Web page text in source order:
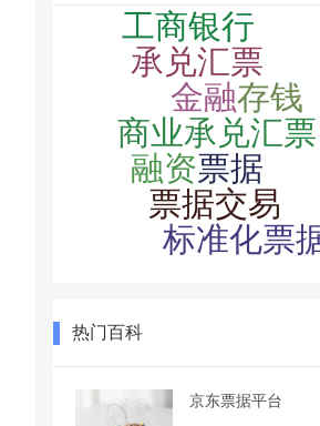
热门百科
京东票据平台